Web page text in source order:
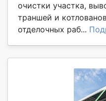
очистки участка,
траншей и
отделочных раб...